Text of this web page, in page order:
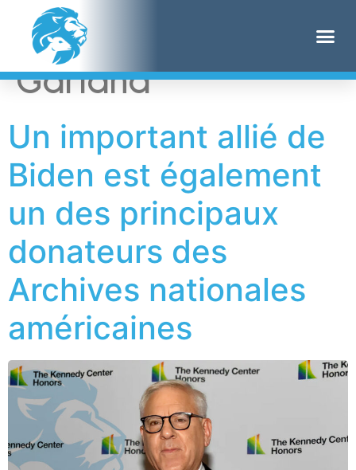
Étiquette :
Merrick
Garland
Un important allié de
Biden est également
un des principaux
donateurs des
Archives nationales
américaines